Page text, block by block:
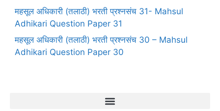
महसूल अधिकारी (तलाठी) भरती प्रश्नसंच 31- Mahsul
Adhikari Question Paper 31
महसूल अधिकारी (तलाठी) भरती प्रश्नसंच 30 – Mahsul
Adhikari Question Paper 30